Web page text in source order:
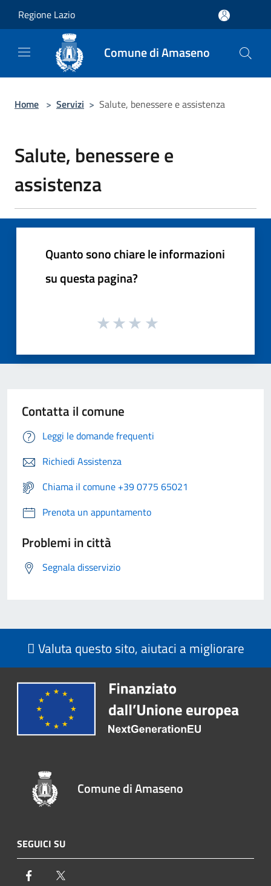
Regione Lazio
Comune di Amaseno
Home > Servizi > Salute, benessere e assistenza
Salute, benessere e
assistenza
Quanto sono chiare le informazioni
su questa pagina?
Contatta il comune
Leggi le domande frequenti
Richiedi Assistenza
Chiama il comune +39 0775 65021
Prenota un appuntamento
Problemi in città
Segnala disservizio
Valuta questo sito, aiutaci a migliorare
Comune di Amaseno
SEGUICI SU
Facebook